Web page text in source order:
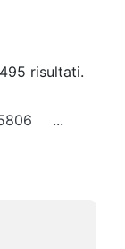
risultati.
Pagina...Pagine